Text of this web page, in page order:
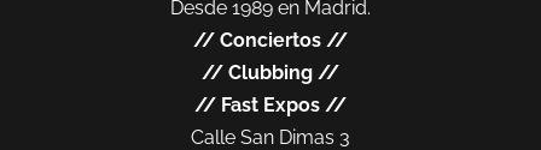
Desde 1989 en Madrid.
// Conciertos //
// Clubbing //
// Fast Expos //
Calle San Dimas 3